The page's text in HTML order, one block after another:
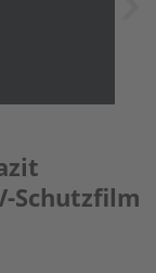
Schutzfilm